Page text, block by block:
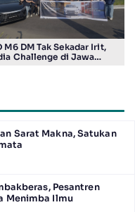
M6 DM Tak Sekadar Irit,
Challenge di Jawa
Sarat Makna, Satukan
Pesantren
Menimba Ilmu